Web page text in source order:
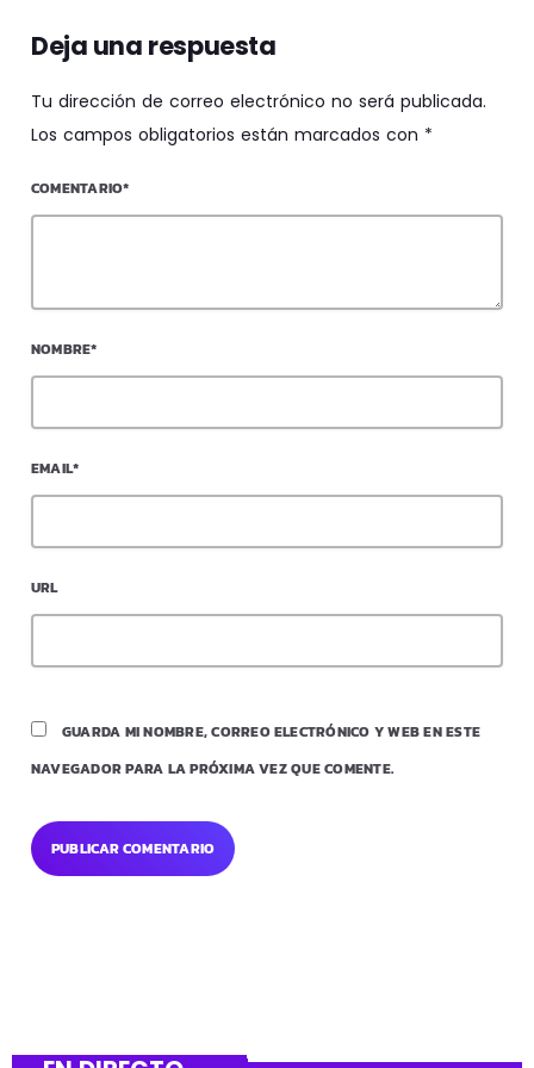
Deja una respuesta
Tu dirección de correo electrónico no será publicada.
Los campos obligatorios están marcados con *
COMENTARIO*
NOMBRE*
EMAIL*
URL
GUARDA MI NOMBRE, CORREO ELECTRÓNICO Y WEB EN ESTE
NAVEGADOR PARA LA PRÓXIMA VEZ QUE COMENTE.